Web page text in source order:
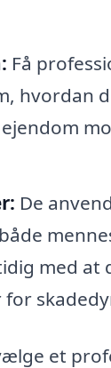
Få
hvordan
De
med at
et